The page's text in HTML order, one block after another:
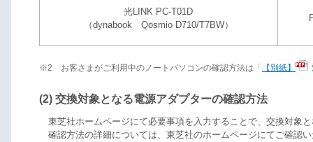
光LINK PC-T01D
（dynabook Qosmio D710/T7BW）
※2 お客さまがご利用中のノートパソコンの確認方法は「 【別紙】
(2) 交換対象となる電源アダプターの確認方法
東芝社ホームページにて必要事項を入力することで、交換対象
確認方法の詳細については、東芝社のホームページにてご確認